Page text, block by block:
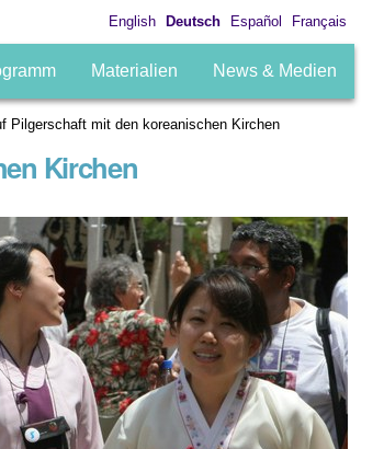
English Deutsch Español Français
Materialien News & Medien
Pilgerschaft mit den koreanischen Kirchen
Kirchen